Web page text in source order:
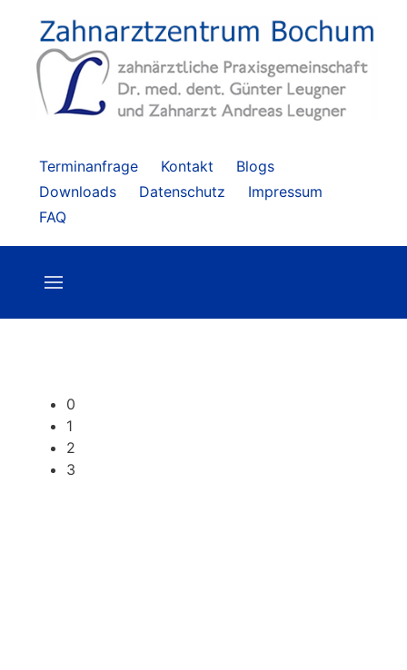
Terminanfrage Kontakt
Blogs
Downloads
Datenschutz
Impressum
FAQ
0
1
2
3